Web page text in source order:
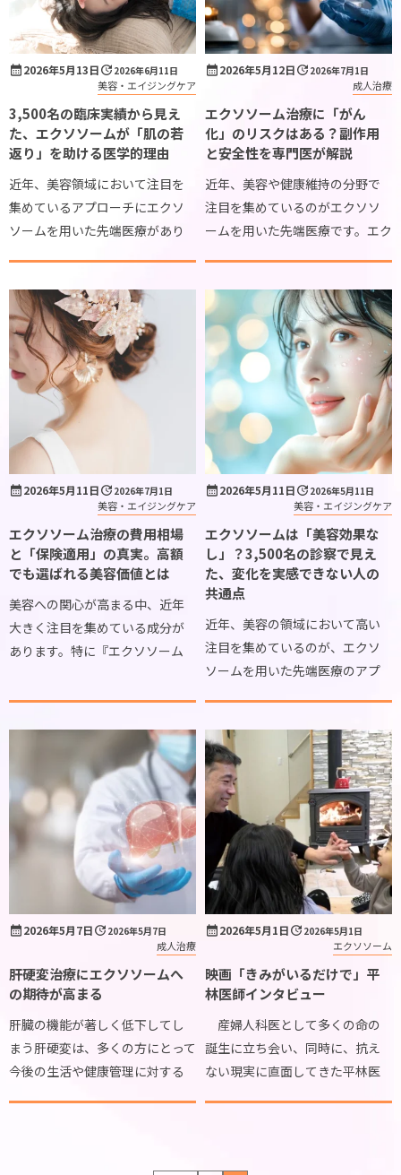
当院について
診察予約
プライバシーポリシー
お問い合わせ
確認しておきたいこと
2026年5月13日 2026年6月11日
美容・エイジングケア
3,500名の臨床実績から見え
た、エクソソームが「肌の若
返り」を助ける医学的理由
近年、美容領域において注目を
集めているアプローチにエクソ
ソームを用いた先端医療があり
だけでなく、より深い部分から
のアプローチを検討される方が
増えています。私たち […]
2026年5月12日 2026年7月1日
成人治療
エクソソーム治療に「がん
化」のリスクはある？副作用
と安全性を専門医が解説
近年、美容や健康維持の分野で
注目を集めているのがエクソソ
ームを用いた先端医療です。エク
さなカプセル状の物質で、細胞同
士が情報を伝達するためのメッ
センジャーとして働い […]
2026年5月11日 2026年7月1日
美容・エイジングケア
エクソソーム治療の費用相場
と「保険適用」の真実。高額
でも選ばれる美容価値とは
美容への関心が高まる中、近年
大きく注目を集めている成分が
あります。特に『エクソソーム
能性について情報を集めている
か。エクソソームを取り入れた
先端医療のアプローチは […]
2026年5月11日 2026年5月11日
美容・エイジングケア
エクソソームは「美容効果な
し」？3,500名の診察で見え
た、変化を実感できない人の
共通点
近年、美容の領域において高い
注目を集めているのが、エクソ
ソームを用いた先端医療のアプ
環として取り入れたりする方が
増えている一方で、「美容のため
に施術を受けたけれ […]
2026年5月7日 2026年5月7日
成人治療
肝硬変治療にエクソソームへ
の期待が高まる
肝臓の機能が著しく低下してし
まう肝硬変は、多くの方にとって
今後の生活や健康管理に対する
2026年5月1日 2026年5月1日
エクソソーム
映画「きみがいるだけで」平
林医師インタビュー
産婦人科医として多くの命の
誕生に立ち会い、同時に、抗え
ない現実に直面してきた平林医